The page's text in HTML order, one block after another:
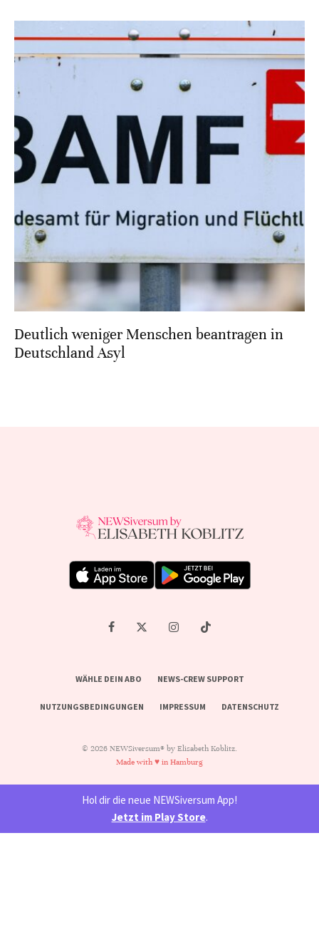
Deutlich weniger Menschen beantragen in
Deutschland Asyl
WÄHLE DEIN ABO NEWS-CREW SUPPORT
NUTZUNGSBEDINGUNGEN IMPRESSUM DATENSCHUTZ
© 2026 NEWSiversum® by Elisabeth Koblitz.
Made with ♥ in Hamburg
Hol dir die neue NEWSiversum App!
Jetzt im Play Store.